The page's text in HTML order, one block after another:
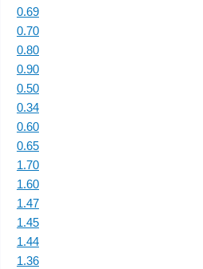
0.69
0.70
0.80
0.90
0.50
0.34
0.60
0.65
1.70
1.60
1.47
1.45
1.44
1.36